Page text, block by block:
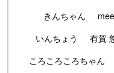
きんちゃん
mee
いんちょう
有賀
ころころころちゃん